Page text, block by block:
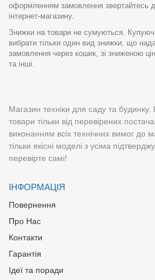
оформленням замовлення звертайтесь
інтернет-магазину.
Знижки на товари не сумуються.
вибрати тільки один вид знижки, що
замовлення через кошик, зі зниженою
та інші.
Магазин техніки для саду та будинку.
товари тільки від перевірених
виконанням всіх технічних вимог до
тільки якісні моделі з усіма
перевірте самі!
ІНФОРМАЦІЯ
Повернення
Про Нас
Контакти
Гарантія
Ідеї та поради